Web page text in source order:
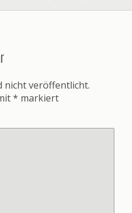
nicht veröffentlicht.
* markiert